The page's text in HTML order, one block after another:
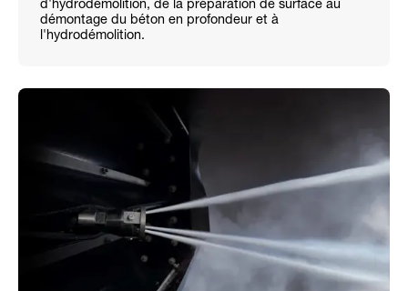
d'hydrodémolition, de la préparation de surface au
démontage du béton en profondeur et à
l'hydrodémolition.